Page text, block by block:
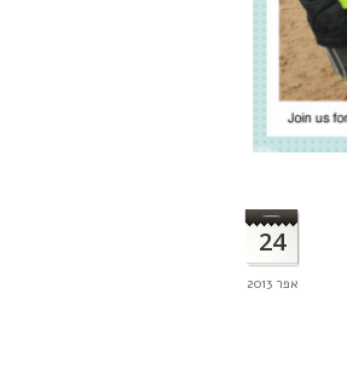
24
אפר 2013